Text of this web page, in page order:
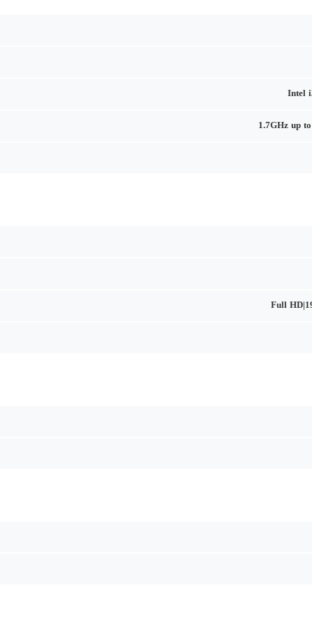
Intel
1.7GHz up
Full